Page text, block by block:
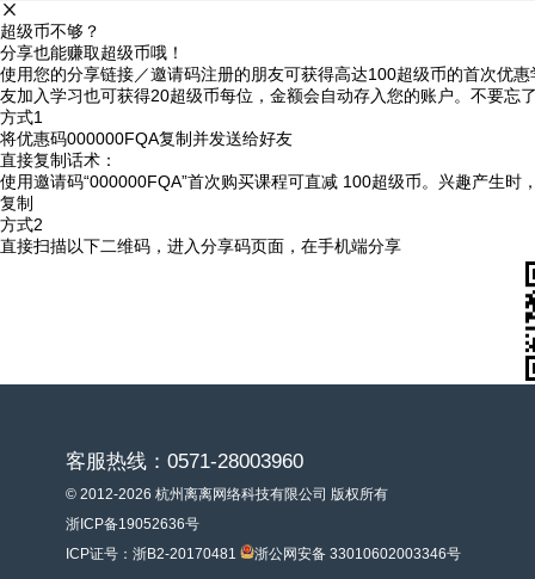
超级币不够？
分享也能赚取超级币哦！
使用您的分享链接／邀请码注册的朋友可获得高达100超级币的首次优
友加入学习也可获得20超级币每位，金额会自动存入您的账户。不要忘
方式1
将优惠码000000FQA复制并发送给好友
直接复制话术：
使用邀请码“000000FQA”首次购买课程可直减 100超级币。兴趣产生时
复制
方式2
直接扫描以下二维码，进入分享码页面，在手机端分享
客服热线：0571-28003960
© 2012-2026 杭州离离网络科技有限公司 版权所有
浙ICP备19052636号
ICP证号：浙B2-20170481
浙公网安备 33010602003346号